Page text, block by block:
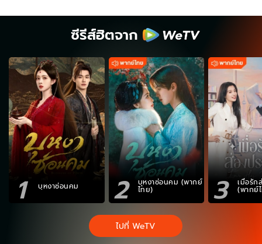
ซีรีส์ฮิตจาก
1 บุหงาซ่อนคม 2 บุหงาซ่อนคม (พากย์
ไทย) 3 เมื่อรัก
(พากย์
ไปที่ WeTV